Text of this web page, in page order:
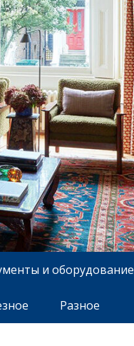
и оборудование
Разное